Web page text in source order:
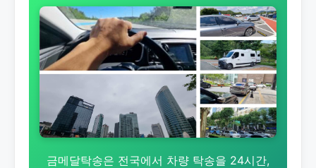
금메달탁송은 전국에서 차량 탁송을 24시간,